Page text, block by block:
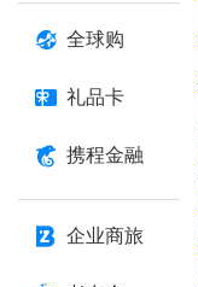
全球购
礼品卡
携程金融
企业商旅